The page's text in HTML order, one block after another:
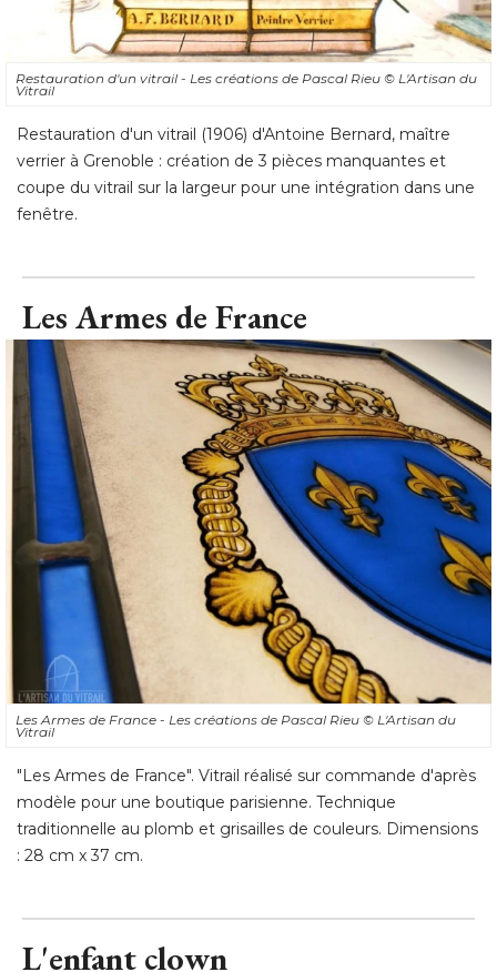
Restauration d'un vitrail - Les créations de Pascal Rieu © L'Artisan du
Vitrail
Restauration d'un vitrail (1906) d'Antoine Bernard, maître
verrier à Grenoble : création de 3 pièces manquantes et
coupe du vitrail sur la largeur pour une intégration dans une
fenêtre.
Les Armes de France
Les Armes de France - Les créations de Pascal Rieu © L'Artisan du
Vitrail
"Les Armes de France". Vitrail réalisé sur commande d'après
modèle pour une boutique parisienne. Technique
traditionnelle au plomb et grisailles de couleurs. Dimensions
: 28 cm x 37 cm.
L'enfant clown